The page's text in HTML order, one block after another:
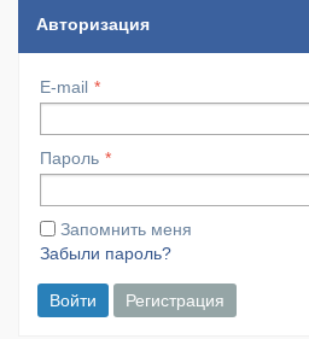
Авторизация
E-mail
Пароль
Запомнить меня
Забыли пароль?
Войти Регистрация